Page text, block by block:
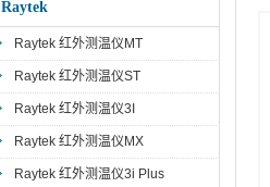
Raytek
Raytek 红外测温仪MT
Raytek 红外测温仪ST
Raytek 红外测温仪3I
Raytek 红外测温仪MX
Raytek 红外测温仪3i Plus